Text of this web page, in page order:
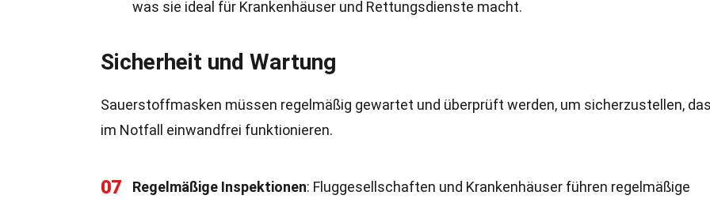
was sie ideal für Krankenhäuser und Rettungsdienste macht.
Sicherheit und Wartung
Sauerstoffmasken müssen regelmäßig gewartet und überprüft werden, um sicherzustellen,
im Notfall einwandfrei funktionieren.
07 Regelmäßige Inspektionen: Fluggesellschaften und Krankenhäuser führen regelmäßige